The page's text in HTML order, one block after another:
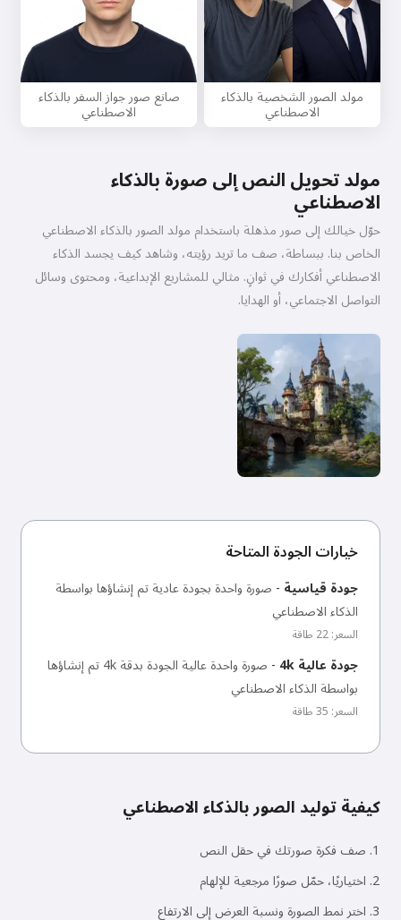
مولد الصور الشخصية بالذكاء
الاصطناعي
صانع صور جواز السفر بالذكاء
الاصطناعي
مولد تحويل النص إلى صورة بالذكاء
الاصطناعي
حوّل خيالك إلى صور مذهلة باستخدام مولد الصور بالذكاء الاصطناعي
الخاص بنا. ببساطة، صف ما تريد رؤيته، وشاهد كيف يجسد الذكاء
الاصطناعي أفكارك في ثوانٍ. مثالي للمشاريع الإبداعية، ومحتوى وسائل
التواصل الاجتماعي، أو الهدايا.
خيارات الجودة المتاحة
جودة قياسية - صورة واحدة بجودة عادية تم إنشاؤها بواسطة
الذكاء الاصطناعي
السعر: 22 طاقة
جودة عالية 4k -
صورة واحدة عالية الجودة بدقة 4k تم إنشاؤها
بواسطة الذكاء الاصطناعي
السعر: 35 طاقة
كيفية توليد الصور بالذكاء الاصطناعي
صف فكرة صورتك في حقل النص
اختياريًا، حمّل صورًا مرجعية للإلهام
اختر نمط الصورة ونسبة العرض إلى الارتفاع